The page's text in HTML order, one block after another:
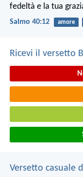
fedeltà e la tua
Salmo 40:12 amore
Ricevi il versetto
Versetto casuale